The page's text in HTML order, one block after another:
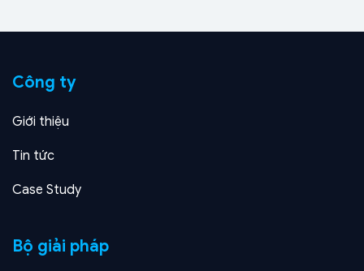
Công ty
Giới thiệu
Tin tức
Case Study
Bộ giải pháp